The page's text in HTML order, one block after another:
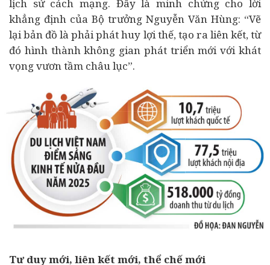
lịch sử cách mạng. Đây là minh chứng cho lời
khẳng định của Bộ trưởng Nguyễn Văn Hùng: “Vẽ
lại bản đồ là phải phát huy lợi thế, tạo ra liên kết, từ
đó hình thành không gian phát triển mới với khát
vọng vươn tầm châu lục”.
Tư duy mới, liên kết mới, thể chế mới